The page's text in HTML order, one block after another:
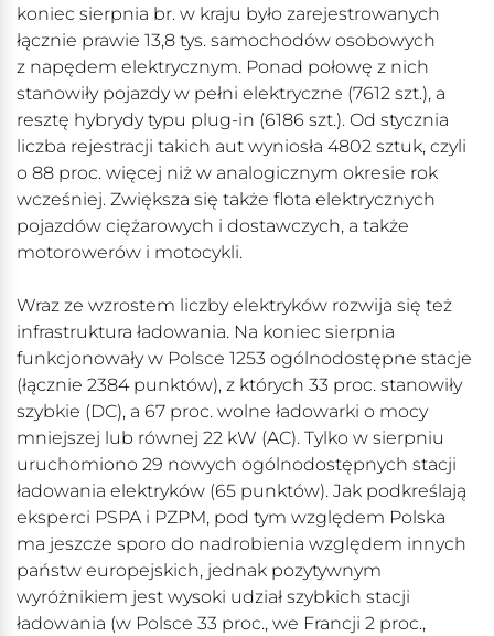
koniec sierpnia br. w kraju było zarejestrowanych
łącznie prawie 13,8 tys. samochodów osobowych
z napędem elektrycznym. Ponad połowę z nich
stanowiły pojazdy w pełni elektryczne (7612 szt.), a
resztę hybrydy typu plug-in (6186 szt.). Od stycznia
liczba rejestracji takich aut wyniosła 4802 sztuk, czyli
o 88 proc. więcej niż w analogicznym okresie rok
wcześniej. Zwiększa się także flota elektrycznych
pojazdów ciężarowych i dostawczych, a także
motorowerów i motocykli.
Wraz ze wzrostem liczby elektryków rozwija się też
infrastruktura ładowania. Na koniec sierpnia
funkcjonowały w Polsce 1253 ogólnodostępne stacje
(łącznie 2384 punktów), z których 33 proc. stanowiły
szybkie (DC), a 67 proc. wolne ładowarki o mocy
mniejszej lub równej 22 kW (AC). Tylko w sierpniu
uruchomiono 29 nowych ogólnodostępnych stacji
ładowania elektryków (65 punktów). Jak podkreślają
eksperci PSPA i PZPM, pod tym względem Polska
ma jeszcze sporo do nadrobienia względem innych
państw europejskich, jednak pozytywnym
wyróżnikiem jest wysoki udział szybkich stacji
ładowania (w Polsce 33 proc., we Francji 2 proc.,